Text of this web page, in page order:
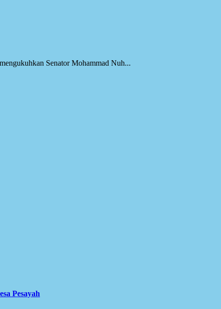
Senator Mohammad Nuh...
Pesayah